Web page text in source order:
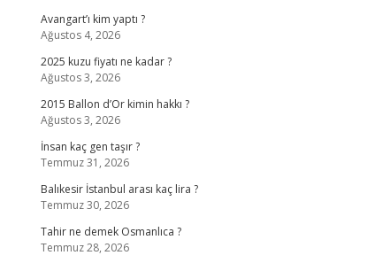
Avangart’ı kim yaptı ?
Ağustos 4, 2026
2025 kuzu fiyatı ne kadar ?
Ağustos 3, 2026
2015 Ballon d’Or kimin hakkı ?
Ağustos 3, 2026
İnsan kaç gen taşır ?
Temmuz 31, 2026
Balıkesir İstanbul arası kaç lira ?
Temmuz 30, 2026
Tahir ne demek Osmanlıca ?
Temmuz 28, 2026